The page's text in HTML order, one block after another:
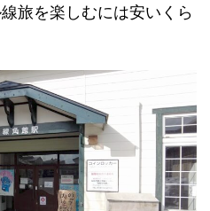
旅を楽しむには安いくら